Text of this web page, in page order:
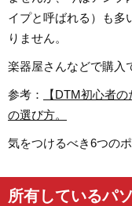
イプと呼ばれる）も多
りません。
楽器屋さんなどで購入
参考：
【DTM初心者
の選び方。
気をつけるべき6つの
所有しているパ